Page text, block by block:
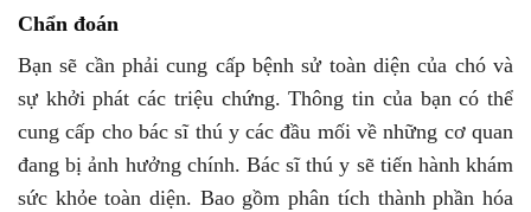
Chẩn đoán
Bạn sẽ cần phải cung cấp bệnh sử toàn diện của chó và
sự khởi phát các triệu chứng. Thông tin của bạn có thể
cung cấp cho bác sĩ thú y các đầu mối về những cơ quan
đang bị ảnh hưởng chính. Bác sĩ thú y sẽ tiến hành khám
sức khỏe toàn diện. Bao gồm phân tích thành phần hóa